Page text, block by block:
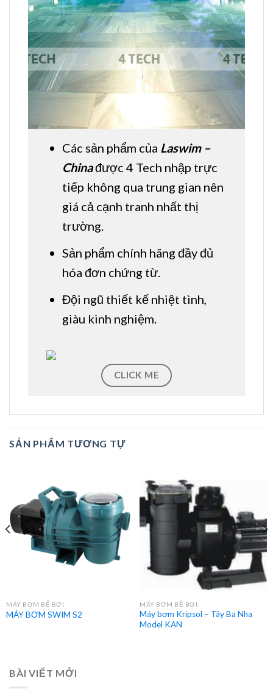
Các sản phẩm của Laswim –
Chinađược 4 Tech nhập trực
tiếp không qua trung gian nên
giá cả cạnh tranh nhất thị
trường.
Sản phẩm chính hãng đầy đủ
hóa đơn chứng từ.
Đội ngũ thiết kế nhiệt tình,
giàu kinh nghiệm.
CLICK ME
SẢN PHẨM TƯƠNG TỰ
MÁY BƠM BỂ BƠI
MÁY BƠM SWIM S2
MÁY BƠM BỂ BƠI
Máy bơm Kripsol – Tây Ba Nha
Model KAN
BÀI VIẾT MỚI